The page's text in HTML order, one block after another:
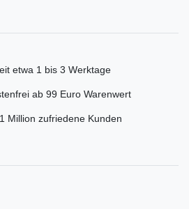
etwa 1 bis 3 Werktage
ab 99 Euro Warenwert
Million zufriedene Kunden